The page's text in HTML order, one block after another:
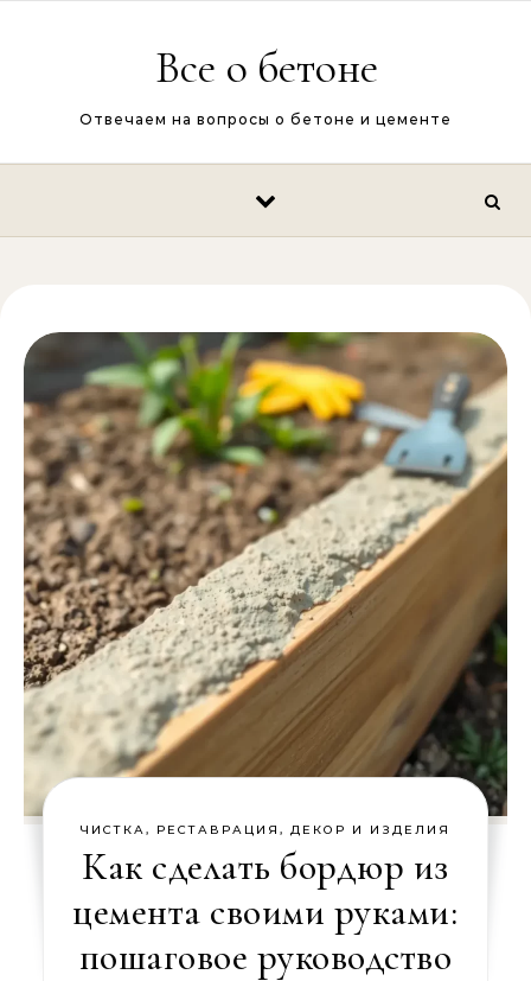
Все о бетоне
Отвечаем на вопросы о бетоне и цементе
ЧИСТКА, РЕСТАВРАЦИЯ, ДЕКОР И ИЗДЕЛИЯ
Как сделать бордюр из
цемента своими руками:
пошаговое руководство